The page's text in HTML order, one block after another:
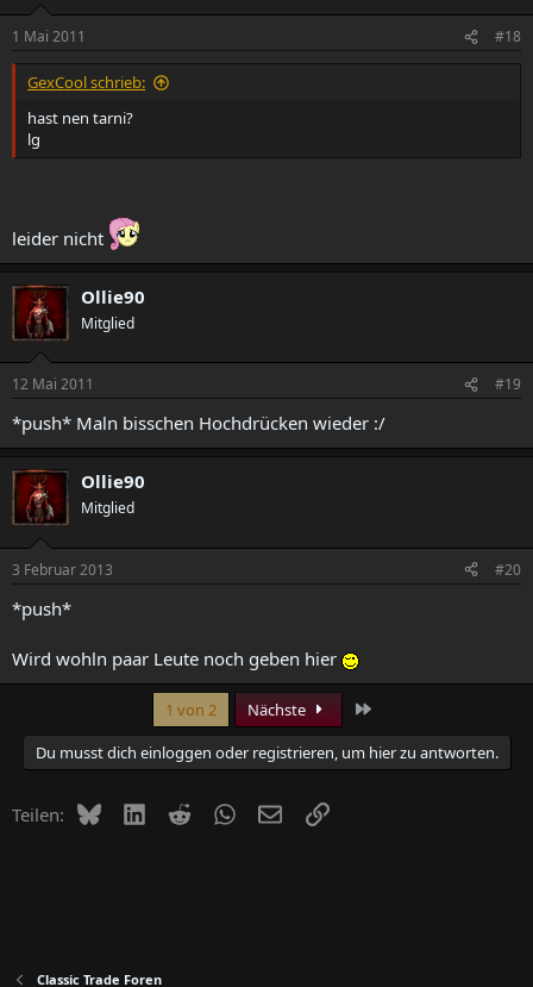
1 Mai 2011 #18
GexCool schrieb:
hast nen tarni?
lg
leider nicht
Ollie90
Mitglied
12 Mai 2011 #19
*push* Maln bisschen Hochdrücken wieder :/
Ollie90
Mitglied
3 Februar 2013 #20
*push*
Wird wohln paar Leute noch geben hier
1 von 2 Nächste
Du musst dich einloggen oder registrieren, um hier zu antworten.
Teilen: BlueskyLinkedIn
RedditWhatsApp
E-MailLink
Classic Trade Foren